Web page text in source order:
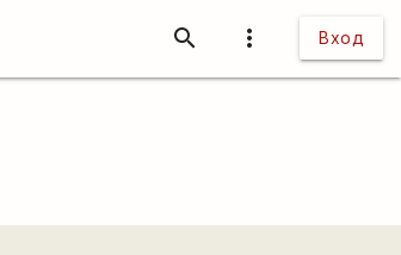
more_vert Вход
search